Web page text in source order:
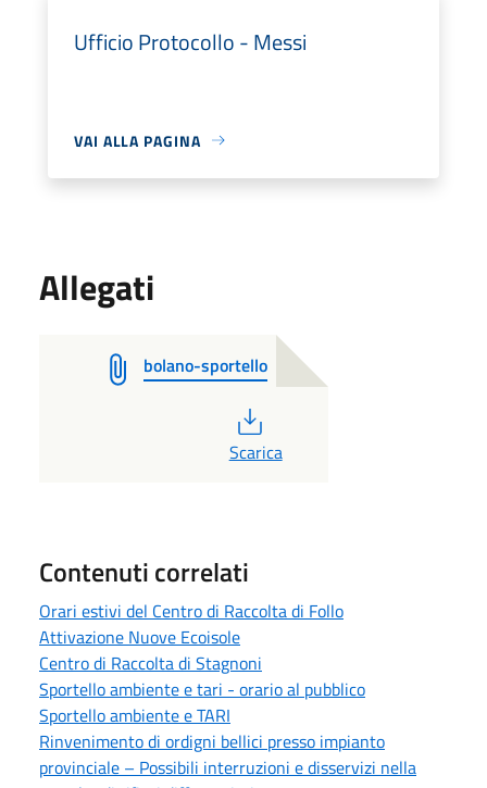
Ufficio Protocollo - Messi
VAI ALLA PAGINA
Allegati
bolano-sportello
PDF
Scarica
Contenuti correlati
Orari estivi del Centro di Raccolta di Follo
Attivazione Nuove Ecoisole
Centro di Raccolta di Stagnoni
Sportello ambiente e tari - orario al pubblico
Sportello ambiente e TARI
Rinvenimento di ordigni bellici presso impianto
provinciale – Possibili interruzioni e disservizi nella